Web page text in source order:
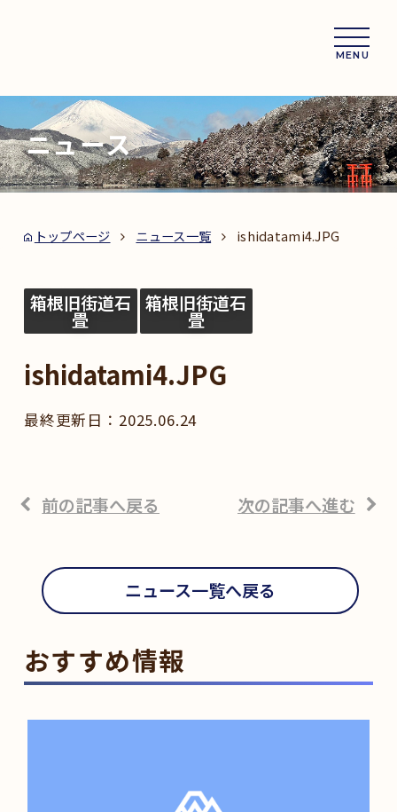
MENU
ニュース
トップページ ニュース一覧 ishidatami4.JPG
箱根旧街道石
畳
箱根旧街道石
畳
ishidatami4.JPG
2025.06.24
前の記事へ戻る 次の記事へ進む
ニュース一覧へ戻る
おすすめ情報